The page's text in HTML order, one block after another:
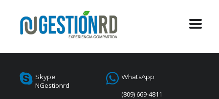
Skype
NGestionrd
WhatsApp
(809) 669-4811